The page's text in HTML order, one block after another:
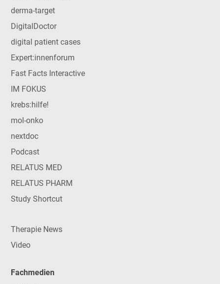
derma-target
DigitalDoctor
digital patient cases
Expert:innenforum
Fast Facts Interactive
IM FOKUS
krebs:hilfe!
mol-onko
nextdoc
Podcast
RELATUS MED
RELATUS PHARM
Study Shortcut
Therapie News
Video
Fachmedien